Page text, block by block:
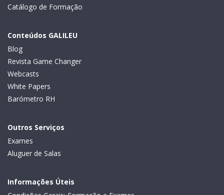
Catálogo de Formação
Conteúdos GALILEU
Blog
Revista Game Changer
Webcasts
White Papers
Barómetro RH
Outros Serviços
Exames
Aluguer de Salas
Informações Úteis